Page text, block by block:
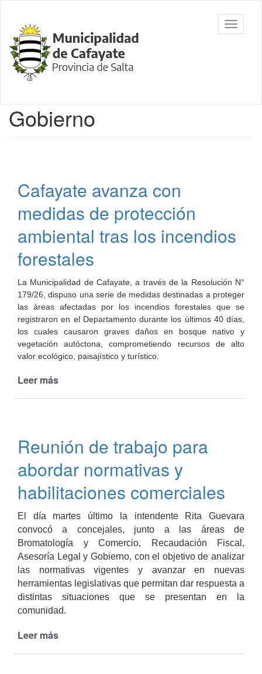
contenido
principal
Municipalidad
de Cafayate,
Salta
barra
Contenido
Gobierno
Cafayate avanza con
medidas de protección
ambiental tras los incendios
forestales
La Municipalidad de Cafayate, a través de la Resolución N°
179/26, dispuso una serie de medidas destinadas a proteger
las áreas afectadas por los incendios forestales que se
registraron en el Departamento durante los últimos 40 días,
los cuales causaron graves daños en bosque nativo y
vegetación autóctona, comprometiendo recursos de alto
valor ecológico, paisajístico y turístico.
Leer más
de
protección
ambiental
los
incendios
forestales
Reunión de trabajo para
abordar normativas y
habilitaciones comerciales
El día martes último la intendente Rita Guevara
convocó a concejales, junto a las áreas de
Bromatología y Comercio, Recaudación Fiscal,
Asesoría Legal y Gobierno, con el objetivo de analizar
las normativas vigentes y avanzar en nuevas
herramientas legislativas que permitan dar respuesta a
distintas situaciones que se presentan en la
comunidad.
Leer más